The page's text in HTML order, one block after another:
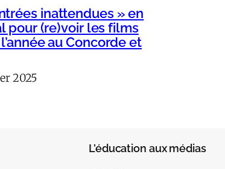
inattendues » en
pour (re)voir les films
au Concorde et
2025
L’éducation aux médias